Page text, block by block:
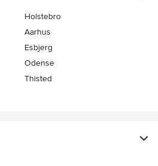
Holstebro
Aarhus
Esbjerg
Odense
Thisted